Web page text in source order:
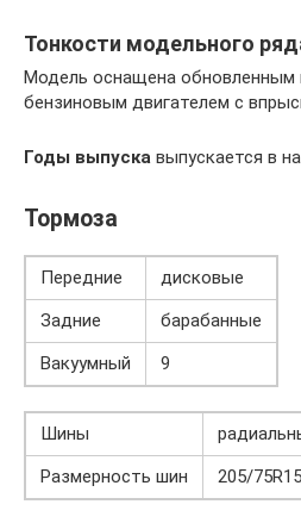
Тонкости модельного
Модель оснащена обновленным
бензиновым двигателем с
Годы выпуска выпускается в
Тормоза
Передние
дисковые
Задние
барабанные
Вакуумный
9
Шины
Размерность шин
205/